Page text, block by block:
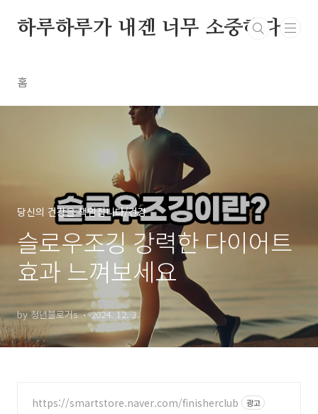
하루하루가 내겐 너무 소중하다
홈
당신의 건강을 책임집니다/건강
슬로우조깅 강력한 다이어트
효과 느껴보세요
by 청년블로거s 2024. 12. 3.
https://smartstore.naver.com/finisherclub 광고